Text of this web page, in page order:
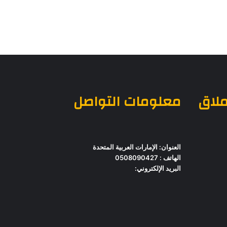
معلومات التواصل
العنوان: الإمارات العربية المتحدة
الهاتف : 0508090427
البريد الإلكتروني: